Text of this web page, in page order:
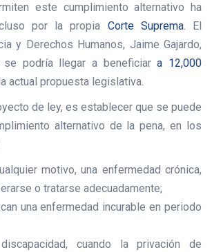
este cumplimiento alternativo ha
por la propia Corte Suprema. El
y Derechos Humanos, Jaime Gajardo,
se podría llegar a beneficiara 12,000
actual propuesta legislativa.
de ley, es establecer que se puede
alternativo de la pena, en los
motivo, una enfermedad crónica,
o tratarse adecuadamente;
una enfermedad incurable en periodo
cuando la privación de